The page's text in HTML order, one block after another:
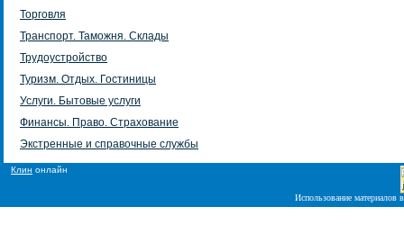
Торговля
Транспорт. Таможня. Склады
Трудоустройство
Туризм. Отдых. Гостиницы
Услуги. Бытовые услуги
Финансы. Право. Страхование
Экстренные и справочные службы
Клин онлайн
Использование материалов